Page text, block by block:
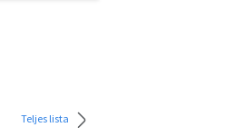
Teljes lista